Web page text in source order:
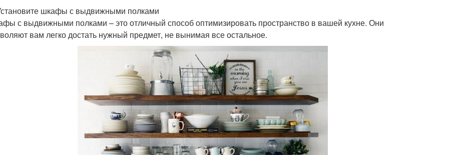
шкафы с выдвижными полками
с выдвижными полками – это отличный способ оптимизировать пространство в вашей кухне. Они
вам легко достать нужный предмет, не вынимая все остальное.